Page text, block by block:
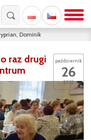
Dominik
październik
26
2022
raz drugi